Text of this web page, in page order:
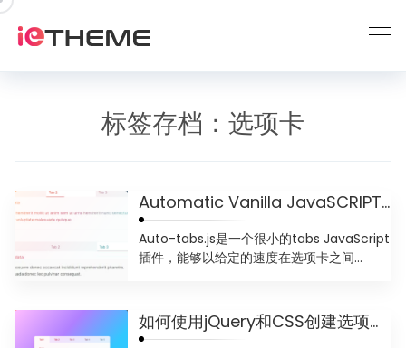
跳
标签存档： 选项卡
Automatic Vanilla JavaSCRIPT Tabs UI
Auto-tabs.js是一个很小的tabs JavaScript
插件，能够以给定的速度在选项卡之间...
如何使用jQuery和CSS创建选项卡式内容